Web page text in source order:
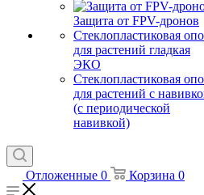
Защита от FPV-дронов
Стеклопластиковая
для растений гладкая
ЭКО
Стеклопластиковая
для растений с
(с периодической
навивкой)
Отложенные 0 Корзина 0